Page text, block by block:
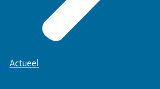
Actueel